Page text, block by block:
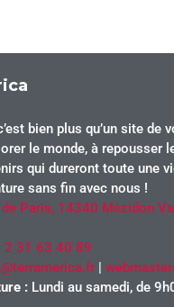
bien plus qu’un site de
le monde, à repousser
qui dureront toute une
sans fin avec nous !
Paris, 14340 Mézidon
2 31 63 40 89
|
: Lundi au samedi, de